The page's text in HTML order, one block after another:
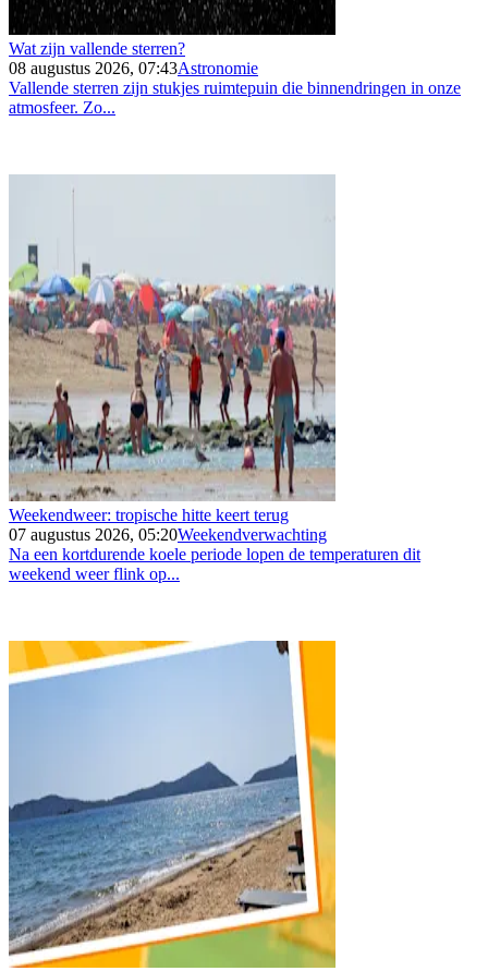
Wat zijn vallende sterren?
08 augustus 2026, 07:43Astronomie
Vallende sterren zijn stukjes ruimtepuin die binnendringen in onze
atmosfeer. Zo...
Weekendweer: tropische hitte keert terug
07 augustus 2026, 05:20Weekendverwachting
Na een kortdurende koele periode lopen de temperaturen dit
weekend weer flink op...